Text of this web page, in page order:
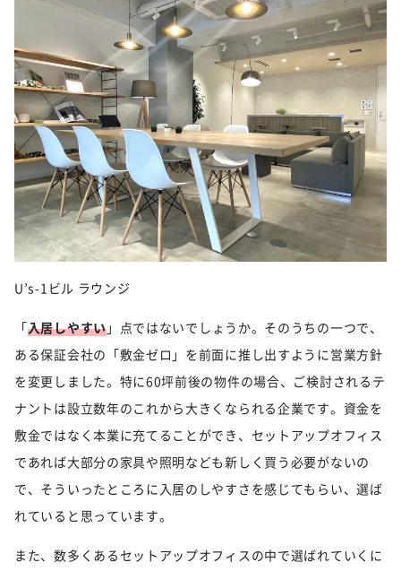
U’s-1ビル ラウンジ
「入居しやすい」点ではないでしょうか。そのうちの一つで、
ある保証会社の「敷金ゼロ」を前面に推し出すように営業方針
を変更しました。特に60坪前後の物件の場合、ご検討されるテ
ナントは設立数年のこれから大きくなられる企業です。資金を
敷金ではなく本業に充てることができ、セットアップオフィス
であれば大部分の家具や照明なども新しく買う必要がないの
で、そういったところに入居のしやすさを感じてもらい、選ば
れていると思っています。
また、数多くあるセットアップオフィスの中で選ばれていくに